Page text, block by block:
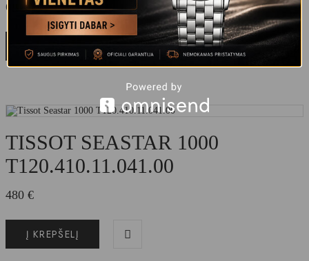
635€
Į KREPŠELĮ
TISSOT SEASTAR 1000
T120.410.11.041.00
480 €
Į KREPŠELĮ